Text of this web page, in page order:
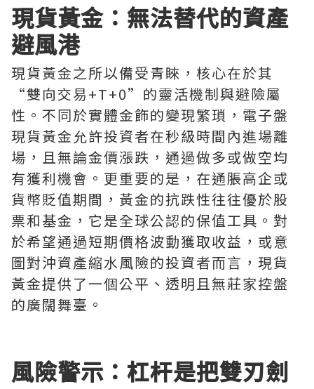
現貨黃金：無法替代的資產
避風港
現貨黃金之所以備受青睞，核心在於其
“雙向交易+T+0”的靈活機制與避險屬
性。不同於實體金飾的變現繁瑣，電子盤
現貨黃金允許投資者在秒級時間內進場離
場，且無論金價漲跌，通過做多或做空均
有獲利機會。更重要的是，在通脹高企或
貨幣貶值期間，黃金的抗跌性往往優於股
票和基金，它是全球公認的保值工具。對
於希望通過短期價格波動獲取收益，或意
圖對沖資產縮水風險的投資者而言，現貨
黃金提供了一個公平、透明且無莊家控盤
的廣闊舞臺。
風險警示：杠杆是把雙刃劍